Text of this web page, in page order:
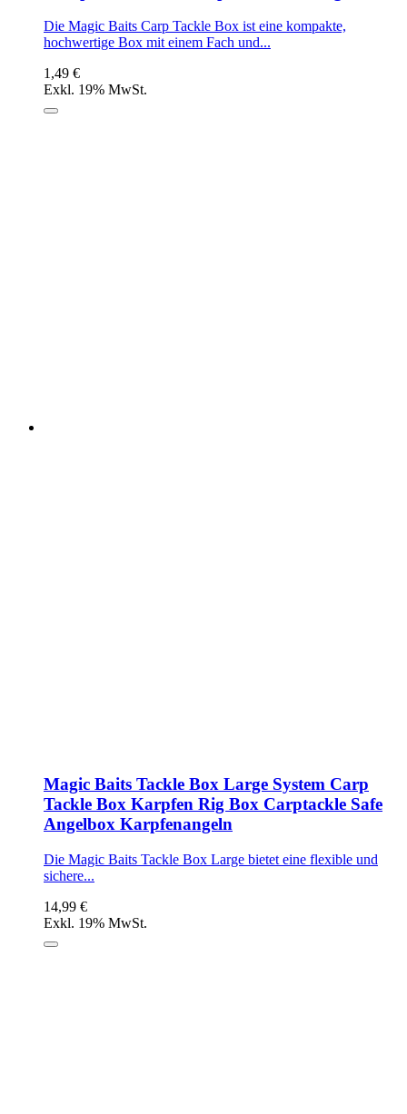
Die Magic Baits Carp Tackle Box ist eine kompakte,
hochwertige Box mit einem Fach und...
1,49 €
Exkl. 19% MwSt.
Magic Baits Tackle Box Large System Carp
Tackle Box Karpfen Rig Box Carptackle Safe
Angelbox Karpfenangeln
Die Magic Baits Tackle Box Large bietet eine flexible und
sichere...
14,99 €
Exkl. 19% MwSt.